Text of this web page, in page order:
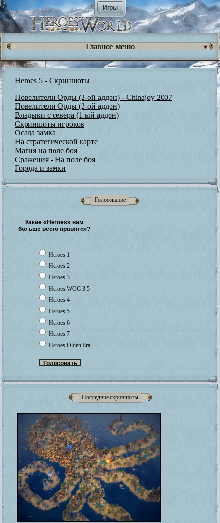
Игры
Голосование
Какие «Heroes» вам
больше всего нравятся?
Heroes 1
Heroes 2
Heroes 3
Heroes WOG 3.5
Heroes 4
Heroes 5
Heroes 6
Heroes 7
Heroes Olden Era
Последние скриншоты
Главное меню
Heroes 5 - Скриншоты
Повелители Орды (2-ой аддон) - Chinajoy 2007
Повелители Орды (2-ой аддон)
Владыки с севера (1-ый аддон)
Скриншоты игроков
Осада замка
На стратегической карте
Магия на поле боя
Сражения - На поле боя
Города и замки